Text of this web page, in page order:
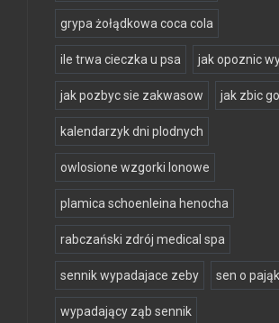
grypa żołądkowa coca cola
ile trwa cieczka u psa jak opoznic
jak pozbyc sie zakwasow jak zbic
kalendarzyk dni plodnych
owlosione wzgorki lonowe
plamica schoenleina henocha
rabczański zdrój medical spa
sennik wypadajace zeby sen o
wypadający ząb sennik